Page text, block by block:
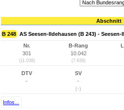
Abschnitt
B 248 AS Seesen-Ildehausen (B 243) - Seesen-
Nr.
301
(11.038)
B-Rang
10.042
(7.638)
DTV
-
SV
-
(-)
Infos...